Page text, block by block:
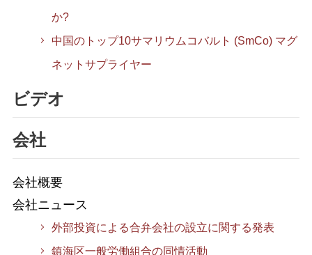
か?
中国のトップ10サマリウムコバルト (SmCo) マグ
ネットサプライヤー
ビデオ
会社
会社概要
会社ニュース
外部投資による合弁会社の設立に関する発表
鎮海区一般労働組合の同情活動